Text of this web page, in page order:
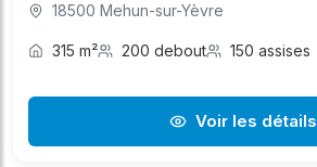
18500 Mehun-sur-Yèvre
315 m² 200 debout 150 assises
Voir les détails